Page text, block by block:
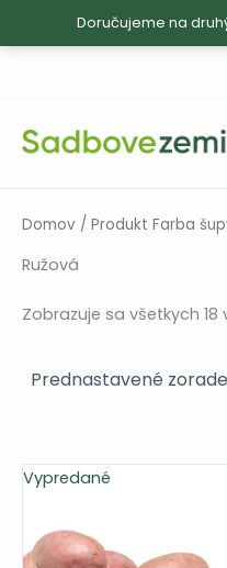
Doručujeme na
Domov / Produkt Farba
Ružová
Zobrazuje sa všetkych 18
Vypredané